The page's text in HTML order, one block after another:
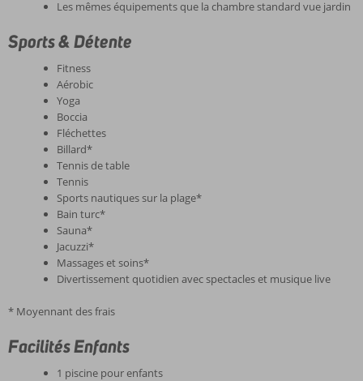
Les mêmes équipements que la chambre standard vue jardin
Sports & Détente
Fitness
Aérobic
Yoga
Boccia
Fléchettes
Billard*
Tennis de table
Tennis
Sports nautiques sur la plage*
Bain turc*
Sauna*
Jacuzzi*
Massages et soins*
Divertissement quotidien avec spectacles et musique live
* Moyennant des frais
Facilités Enfants
1 piscine pour enfants